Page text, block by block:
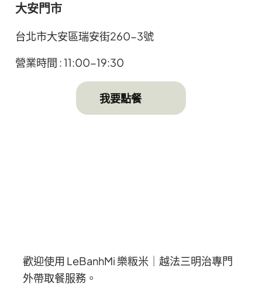
大安門市
台北市大安區瑞安街260-3號
營業時間 : 11:00-19:30
⠀⠀我要點餐
歡迎使用 LeBanhMi 樂粄米｜越法三明治專門
外帶取餐服務。